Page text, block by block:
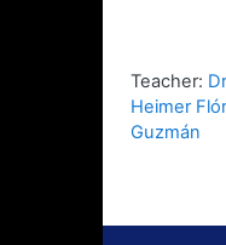
Teacher:
Heimer
Guzmán